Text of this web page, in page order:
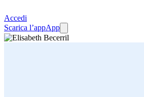
Accedi
Scarica l’appApp